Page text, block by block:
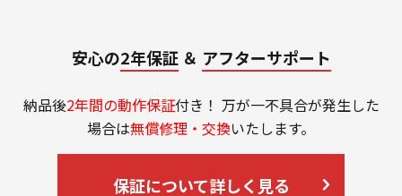
安心の2年保証 ＆ アフターサポート
納品後2年間の動作保証付き！ 万が一不具合が発生した
場合は無償修理・交換いたします。
保証について詳しく見る